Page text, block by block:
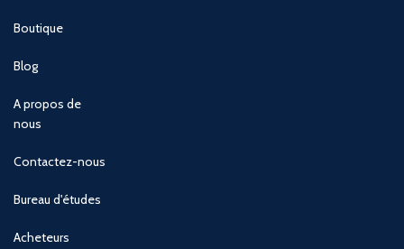
Boutique
Blog
A propos de
nous
Contactez-nous
Bureau d'études
Acheteurs